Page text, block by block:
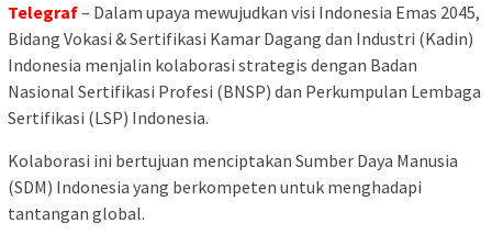
Telegraf– Dalam upaya mewujudkan visi Indonesia Emas 2045,
Bidang Vokasi & Sertifikasi Kamar Dagang dan Industri (Kadin)
Indonesia menjalin kolaborasi strategis dengan Badan
Nasional Sertifikasi Profesi (BNSP) dan Perkumpulan Lembaga
Sertifikasi (LSP) Indonesia.
Kolaborasi ini bertujuan menciptakan Sumber Daya Manusia
(SDM) Indonesia yang berkompeten untuk menghadapi
tantangan global.